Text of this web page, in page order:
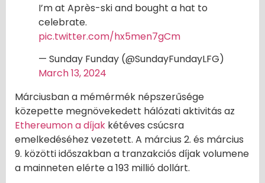
I’m at Après-ski and bought a hat to
celebrate.
pic.twitter.com/hx5men7gCm
— Sunday Funday (@SundayFundayLFG)
March 13, 2024
Márciusban a mémérmék népszerűsége
közepette megnövekedett hálózati aktivitás az
Ethereumon a díjak kétéves csúcsra
emelkedéséhez vezetett. A március 2. és március
9. közötti időszakban a tranzakciós díjak volumene
a mainneten elérte a 193 millió dollárt.